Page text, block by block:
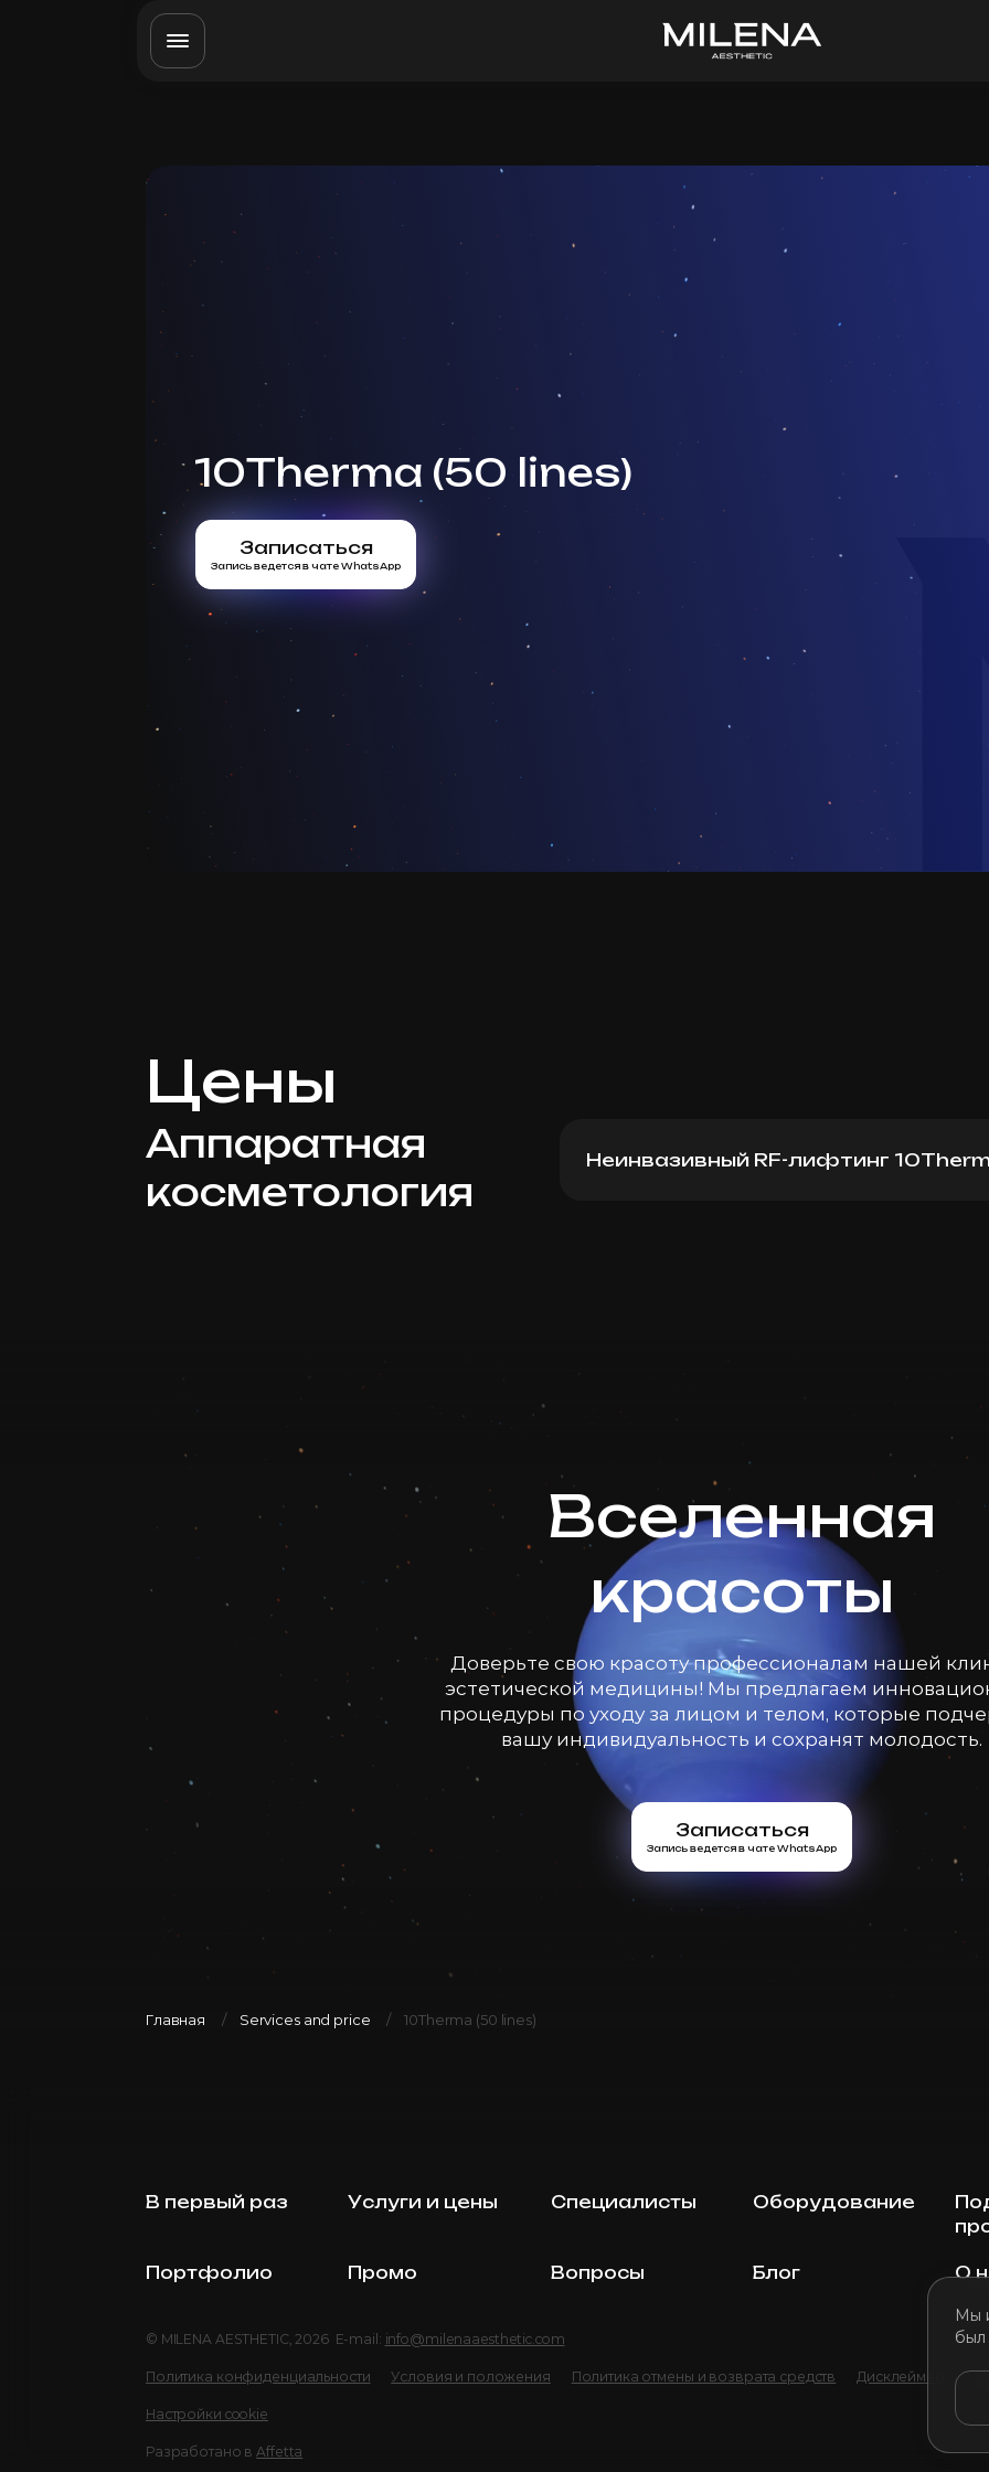
Мы
был
10Therma (50 lines)
Записаться
Запись ведется в чате WhatsApp
Цены
Аппаратная
косметология
Неинвазивный RF-лифтинг
Вселенная
красоты
Доверьте свою красоту профессионалам нашей
эстетической медицины! Мы предлагаем
процедуры по уходу за лицом и телом, которые
вашу индивидуальность и сохранят молодость.
Записаться
Запись ведется в чате WhatsApp
Главная Services and price 10Therma (50 lines)
В первый раз Услуги и цены Специалисты Оборудование
Портфолио Промо Вопросы Блог О
© MILENA AESTHETIC, 2026 E-mail: info@milenaaesthetic.com
Политика конфиденциальности Условия и положения Политика отмены и возврата средств Дисклеймер
Настройки cookie
Разработано в Affetta